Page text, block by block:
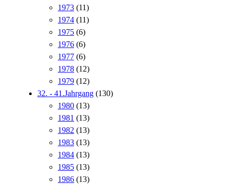
1973 (11)
1974 (11)
1975 (6)
1976 (6)
1977 (6)
1978 (12)
1979 (12)
32. - 41.Jahrgang (130)
1980 (13)
1981 (13)
1982 (13)
1983 (13)
1984 (13)
1985 (13)
1986 (13)